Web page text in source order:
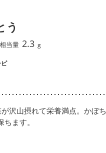
う
当量 2.3 g
沢山摂れて栄養満点。かぼち
ます。